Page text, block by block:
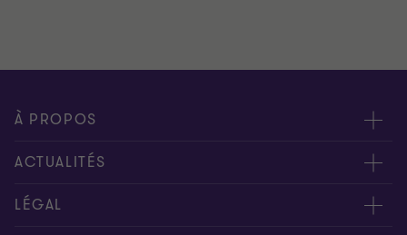
À PROPOS
Qui sommes-nous
Événements et webinaires
ACTUALITÉS
Nouvelles / communiqués
LÉGAL